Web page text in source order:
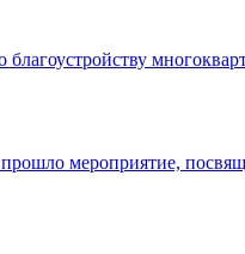
благоустройству
мероприятие,